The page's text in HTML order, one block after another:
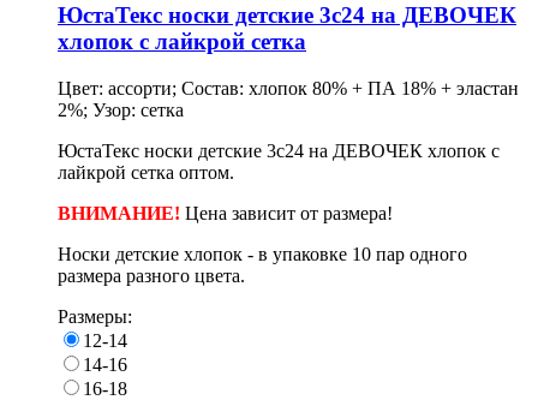
ЮстаТекс носки детские 3с24 на ДЕВОЧЕК
хлопок с лайкрой сетка
Цвет: ассорти; Состав: хлопок 80% + ПА 18% + эластан
2%; Узор: сетка
ЮстаТекс носки детские 3с24 на ДЕВОЧЕК хлопок с
лайкрой сетка оптом.
ВНИМАНИЕ! Цена зависит от размера!
Носки детские хлопок - в упаковке 10 пар одного
размера разного цвета.
Размеры:
12-14
14-16
16-18